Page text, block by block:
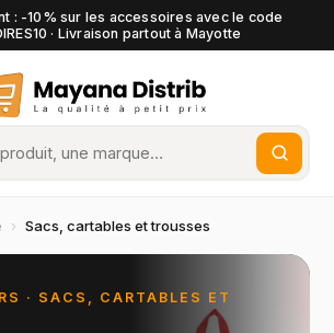
: -10% sur les accessoires avec le code
· Livraison partout à Mayotte
› Sacs, cartables et trousses
· SACS, CARTABLES ET